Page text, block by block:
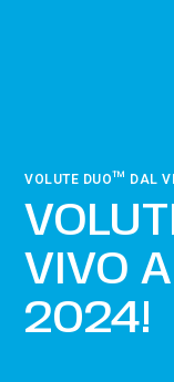
VOLUTE DUO™ DAL
VIVO
2024!